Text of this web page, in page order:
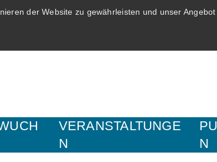
der Website zu gewährleisten und unser
VERANSTALTUNGE
N
N